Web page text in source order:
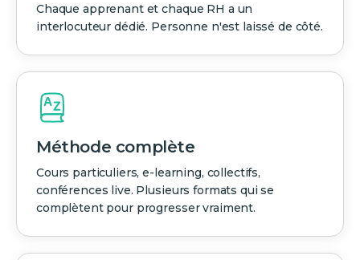
Chaque apprenant et chaque RH a un
interlocuteur dédié. Personne n'est laissé de côté.
Méthode complète
Cours particuliers, e-learning, collectifs,
conférences live. Plusieurs formats qui se
complètent pour progresser vraiment.